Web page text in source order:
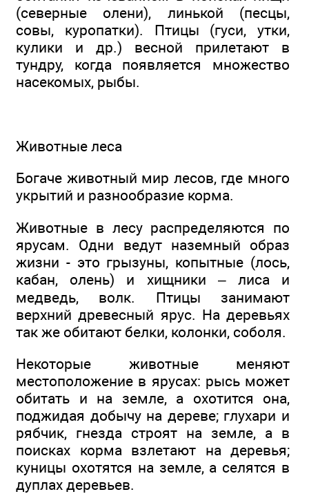
(северные олени), линькой (песцы,
совы, куропатки). Птицы (гуси, утки,
кулики и др.) весной прилетают в
тундру, когда появляется множество
насекомых, рыбы.
Животные леса
Богаче животный мир лесов, где много
укрытий и разнообразие корма.
Животные в лесу распределяются по
ярусам. Одни ведут наземный образ
жизни - это грызуны, копытные (лось,
кабан, олень) и хищники – лиса и
медведь, волк. Птицы занимают
верхний древесный ярус. На деревьях
так же обитают белки, колонки, соболя.
Некоторые животные меняют
местоположение в ярусах: рысь может
обитать и на земле, а охотится она,
поджидая добычу на дереве; глухари и
рябчик, гнезда строят на земле, а в
поисках корма взлетают на деревья;
куницы охотятся на земле, а селятся в
дуплах деревьев.